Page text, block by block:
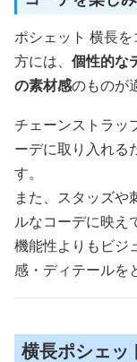
ポシェット 横長
方には、 個性的な
の素材感のものが
チェーンストラッ
ーデに取り入れる
す。
また、スタッズや
ルなコーデに映え
機能性よりもビジ
感・ディテールを
横長ポシェッ